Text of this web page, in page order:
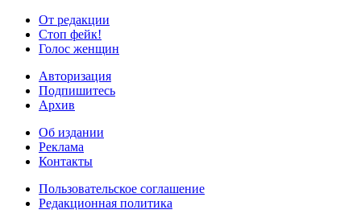
От редакции
Стоп фейк!
Голос женщин
Авторизация
Подпишитесь
Архив
Об издании
Реклама
Контакты
Пользовательское соглашение
Редакционная политика